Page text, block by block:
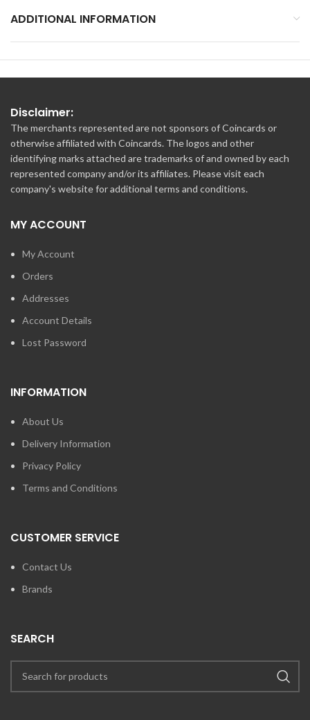
ADDITIONAL INFORMATION
Disclaimer:
The merchants represented are not sponsors of Coincards or
otherwise affiliated with Coincards. The logos and other
identifying marks attached are trademarks of and owned by each
represented company and/or its affiliates. Please visit each
company's website for additional terms and conditions.
MY ACCOUNT
My Account
Orders
Addresses
Account Details
Lost Password
INFORMATION
About Us
Delivery Information
Privacy Policy
Terms and Conditions
CUSTOMER SERVICE
Contact Us
Brands
SEARCH